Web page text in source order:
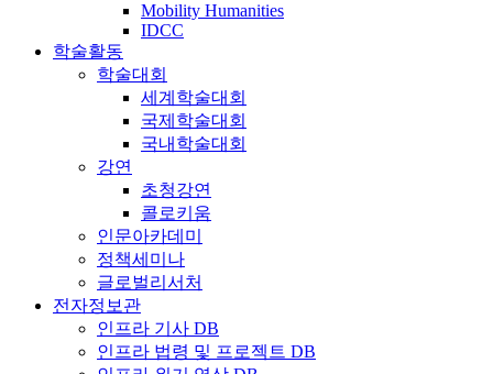
Mobility Humanities
IDCC
학술활동
학술대회
세계학술대회
국제학술대회
국내학술대회
강연
초청강연
콜로키움
인문아카데미
정책세미나
글로벌리서처
전자정보관
인프라 기사 DB
인프라 법령 및 프로젝트 DB